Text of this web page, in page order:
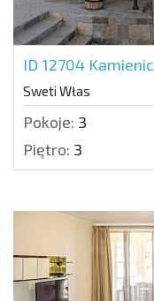
ID 12704
Sweti Włas
Pokoje: 3
Piętro: 3